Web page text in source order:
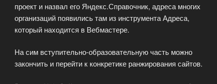
проект и назвал его Яндекс.Справочник, адреса многих
организаций появились там из инструмента Адреса,
который находится в Вебмастере.
На сим вступительно-образовательную часть можно
закончить и перейти к конкретике ранжирования сайтов.